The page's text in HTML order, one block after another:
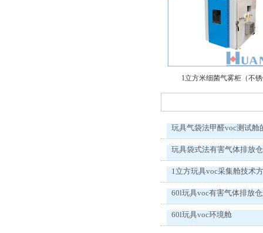
1立方米细菌气雾柜（不
玩具气袋法甲醛voc测试舱
玩具袋式法有害气体排放仓
1立方玩具voc采集舱技术
60l玩具voc有害气体排放
60l玩具voc环境舱